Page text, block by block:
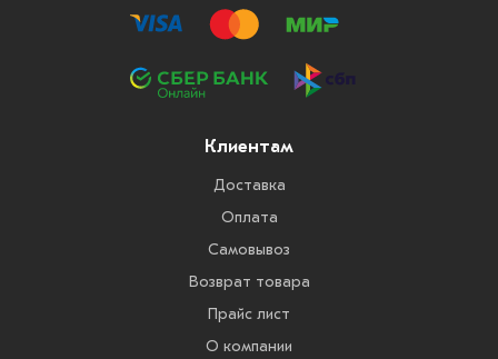
Клиентам
Доставка
Оплата
Самовывоз
Возврат товара
Прайс лист
О компании